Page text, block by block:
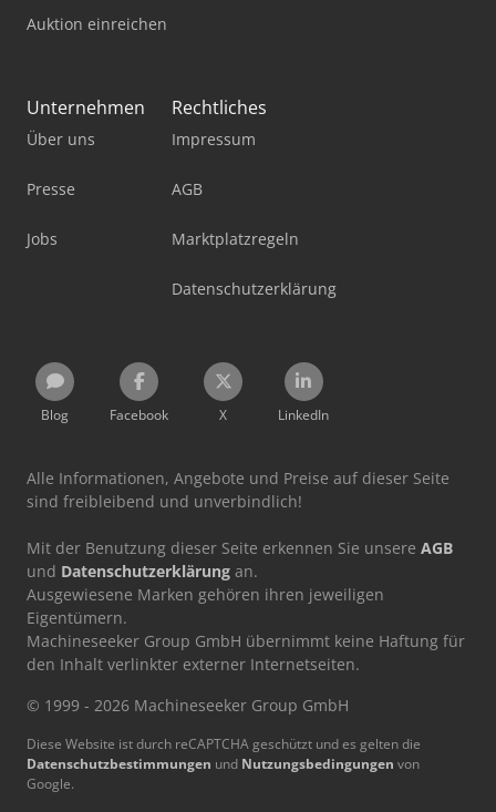
Auktion einreichen
Unternehmen
Über uns
Presse
Jobs
Rechtliches
Impressum
AGB
Marktplatzregeln
Datenschutzerklärung
Blog Facebook X LinkedIn
Alle Informationen, Angebote und Preise auf dieser Seite
sind freibleibend und unverbindlich!
Mit der Benutzung dieser Seite erkennen Sie unsere AGB
und Datenschutzerklärung an.
Ausgewiesene Marken gehören ihren jeweiligen
Eigentümern.
Machineseeker Group GmbH übernimmt keine Haftung für
den Inhalt verlinkter externer Internetseiten.
© 1999 - 2026 Machineseeker Group GmbH
Diese Website ist durch reCAPTCHA geschützt und es gelten die
Datenschutzbestimmungen und Nutzungsbedingungen von
Google.